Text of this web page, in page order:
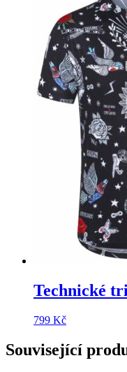
Technické
799 Kč
Související